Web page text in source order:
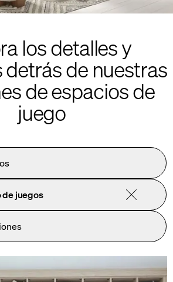
los detalles y
de nuestras
de espacios de
juego
de juegos